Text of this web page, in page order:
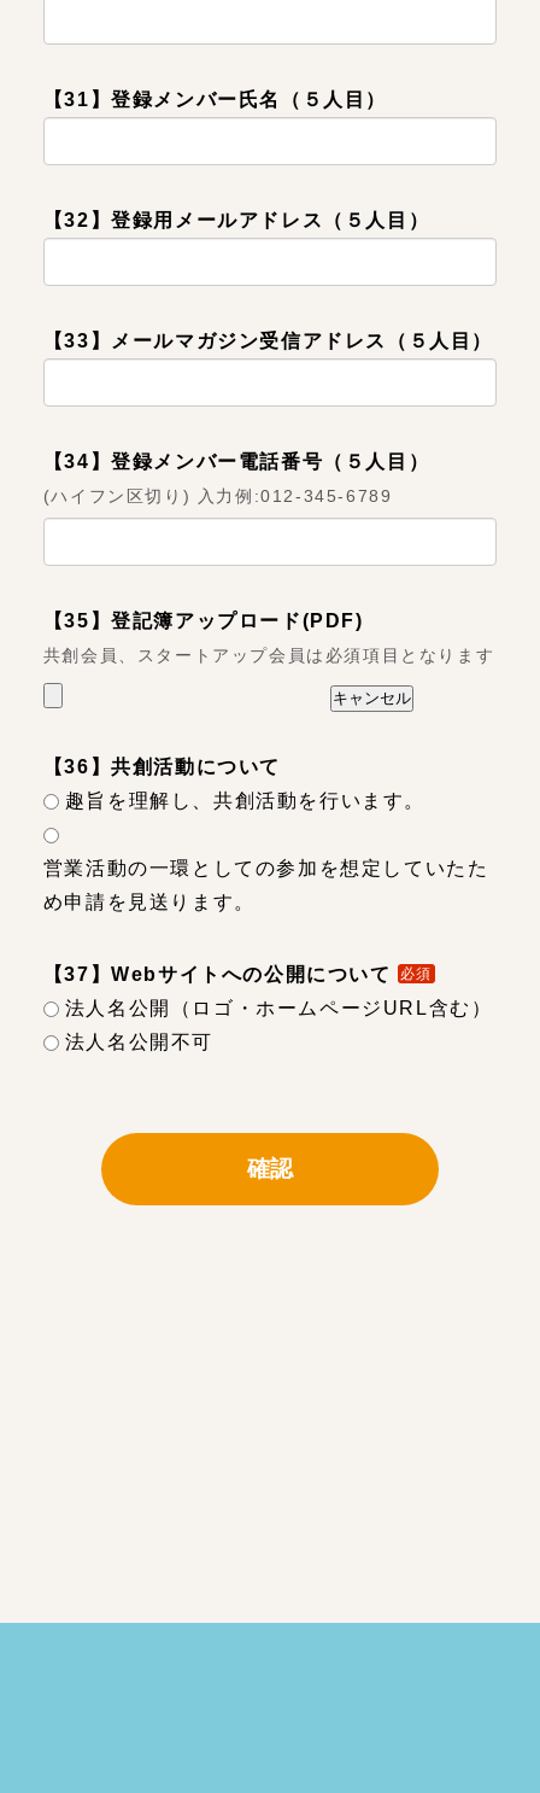
【31】登録メンバー氏名（５人目）
【32】登録用メールアドレス（５人目）
【33】メールマガジン受信アドレス（５人目）
【34】登録メンバー電話番号（５人目）
(ハイフン区切り) 入力例:012-345-6789
【35】登記簿アップロード(PDF)
共創会員、スタートアップ会員は必須項目となります
【36】共創活動について
趣旨を理解し、共創活動を行います。
営業活動の一環としての参加を想定していたた
め申請を見送ります。
【37】Webサイトへの公開について 必須
法人名公開（ロゴ・ホームページURL含む）
法人名公開不可